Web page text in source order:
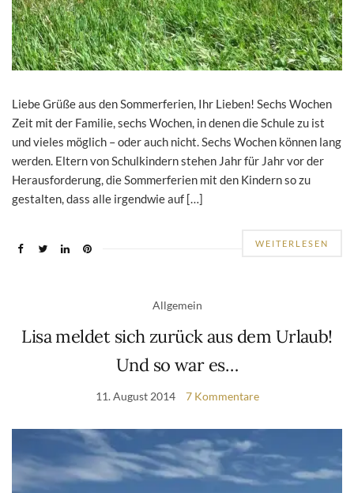
Liebe Grüße aus den Sommerferien, Ihr Lieben! Sechs Wochen
Zeit mit der Familie, sechs Wochen, in denen die Schule zu ist
und vieles möglich – oder auch nicht. Sechs Wochen können lang
werden. Eltern von Schulkindern stehen Jahr für Jahr vor der
Herausforderung, die Sommerferien mit den Kindern so zu
gestalten, dass alle irgendwie auf […]
WEITERLESEN
Allgemein
Lisa meldet sich zurück aus dem Urlaub!
Und so war es…
11. August 2014 7 Kommentare